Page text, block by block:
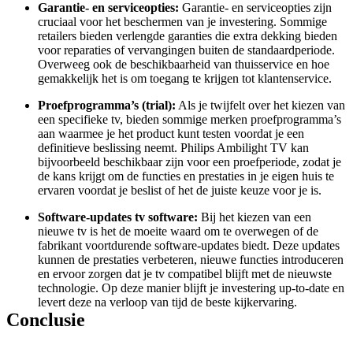
Garantie- en serviceopties: Garantie- en serviceopties zijn
cruciaal voor het beschermen van je investering. Sommige
retailers bieden verlengde garanties die extra dekking bieden
voor reparaties of vervangingen buiten de standaardperiode.
Overweeg ook de beschikbaarheid van thuisservice en hoe
gemakkelijk het is om toegang te krijgen tot klantenservice.
Proefprogramma’s (trial): Als je twijfelt over het kiezen van
een specifieke tv, bieden sommige merken proefprogramma’s
aan waarmee je het product kunt testen voordat je een
definitieve beslissing neemt. Philips Ambilight TV kan
bijvoorbeeld beschikbaar zijn voor een proefperiode, zodat je
de kans krijgt om de functies en prestaties in je eigen huis te
ervaren voordat je beslist of het de juiste keuze voor je is.
Software-updates tv software: Bij het kiezen van een
nieuwe tv is het de moeite waard om te overwegen of de
fabrikant voortdurende software-updates biedt. Deze updates
kunnen de prestaties verbeteren, nieuwe functies introduceren
en ervoor zorgen dat je tv compatibel blijft met de nieuwste
technologie. Op deze manier blijft je investering up-to-date en
levert deze na verloop van tijd de beste kijkervaring.
Conclusie